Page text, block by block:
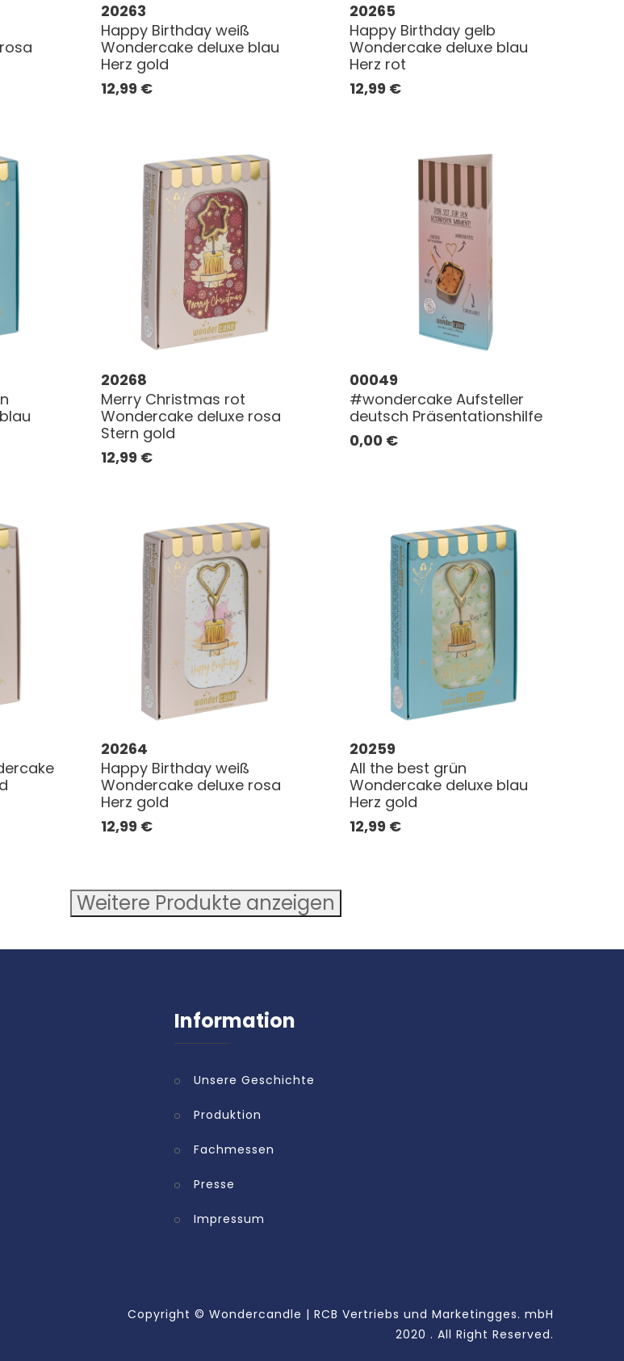
20263
Happy Birthday weiß
Wondercake deluxe blau
Herz gold
12,99 €
20265
Happy Birthday gelb
Wondercake deluxe blau
Herz rot
12,99 €
20268
Merry Christmas rot
Wondercake deluxe rosa
Stern gold
12,99 €
00049
#wondercake Aufsteller
deutsch Präsentationshilfe
0,00 €
20264
Happy Birthday weiß
Wondercake deluxe rosa
Herz gold
12,99 €
20259
All the best grün
Wondercake deluxe blau
Herz gold
12,99 €
Weitere Produkte anzeigen
Information
Unsere Geschichte
Produktion
Fachmessen
Presse
Impressum
Copyright © Wondercandle | RCB Vertriebs und Marketingges. mbH
2020 . All Right Reserved.